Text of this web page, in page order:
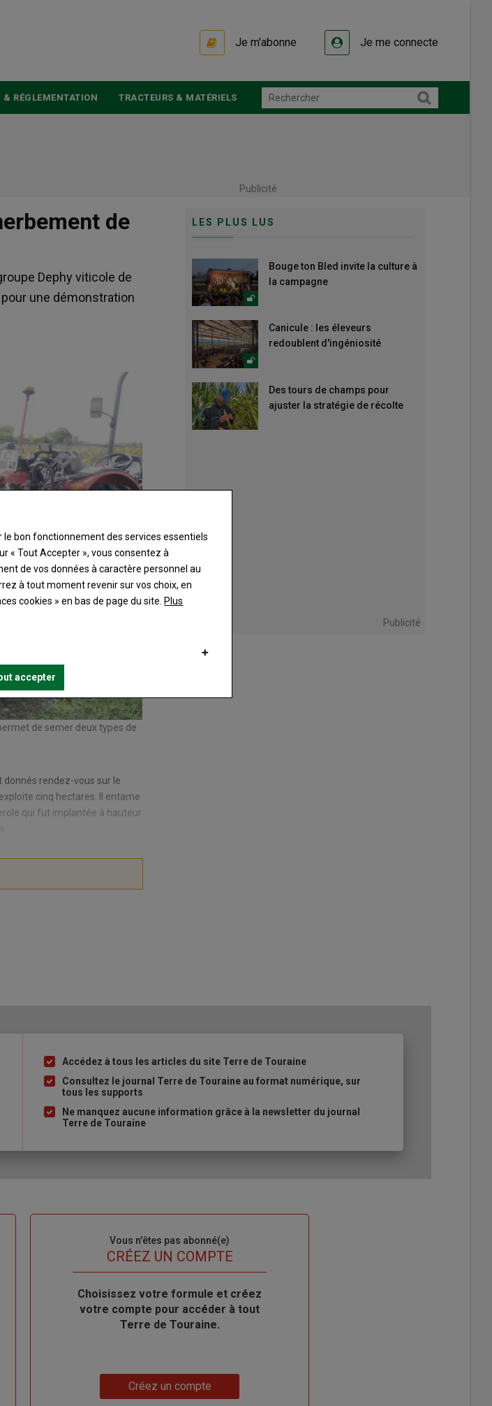
Je m'abonne Je me connecte
& RÉGLEMENTATION TRACTEURS & MATÉRIELS
Publicité
de
Dephy viticole de
une démonstration
de semer deux types de
donnés rendez-vous sur le
cinq hectares. Il entame
qui fut implantée à hauteur
LES PLUS LUS
Bouge ton Bled invite la culture à
la campagne
Canicule : les éleveurs
redoublent d'ingéniosité
Des tours de champs pour
ajuster la stratégie de récolte
Publicité
Liste
à
puce
Accédez à tous les articles du site Terre de Touraine
Consultez le journal Terre de Touraine au format numérique, sur
tous les supports
Ne manquez aucune information grâce à la newsletter du journal
Terre de Touraine
Vous n'êtes pas abonné(e)
TITRECRÉEZ UN COMPTE
Body
Choisissez votre formule et créez
votre compte pour accéder à tout
Terre de Touraine.
Créez un compte
le bon fonctionnement des services essentiels
« Tout Accepter », vous consentez à
de vos données à caractère personnel au
à tout moment revenir sur vos choix, en
cookies » en bas de page du site. Plus
accepter